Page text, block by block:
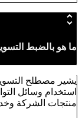
ما هو بالضبط
استخدام وسائل
منتجات الشركة